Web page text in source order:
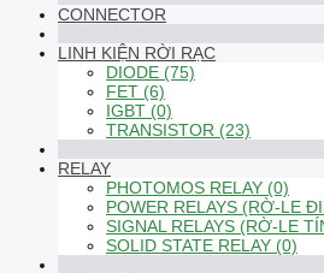
CONNECTOR
LINH KIỆN RỜI RẠC
DIODE (75)
FET (6)
IGBT (0)
TRANSISTOR (23)
RELAY
PHOTOMOS RELAY (0)
POWER RELAYS (RỜ-LE
SIGNAL RELAYS (RỜ-LE
SOLID STATE RELAY (0)